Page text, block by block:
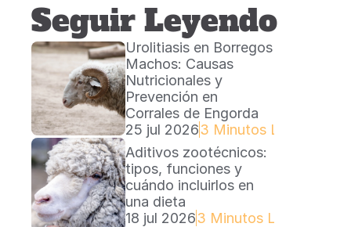
Seguir Leyendo
Urolitiasis en Borregos
Machos: Causas
Nutricionales y
Prevención en
Corrales de Engorda
25 jul 20263 Minutos Lectura
Aditivos zootécnicos:
tipos, funciones y
cuándo incluirlos en
una dieta
18 jul 20263 Minutos Lectura